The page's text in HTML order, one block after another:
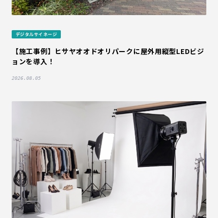
デジタルサイネージ
【施工事例】ヒサヤオオドオリパークに屋外用縦型LEDビジ
ョンを導入！
2026.08.05